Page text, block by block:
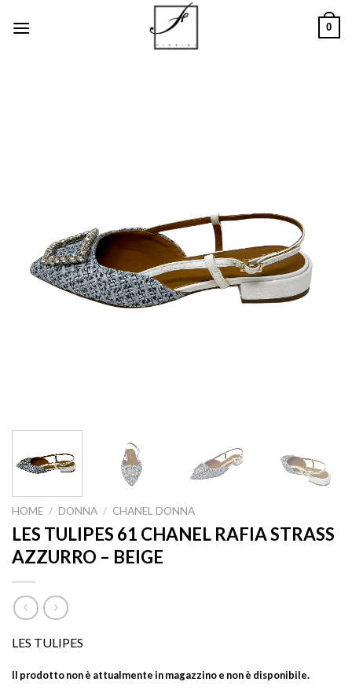
0
HOME / DONNA / CHANEL DONNA
LES TULIPES 61 CHANEL RAFIA STRASS
AZZURRO – BEIGE
LES TULIPES
Il prodotto non è attualmente in magazzino e non è disponibile.